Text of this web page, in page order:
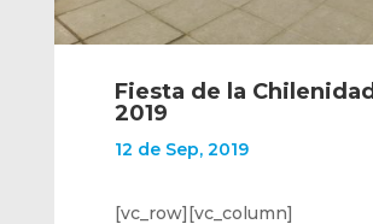
Fiesta de la Chilenidad
2019
12 de Sep, 2019
[vc_row][vc_column]